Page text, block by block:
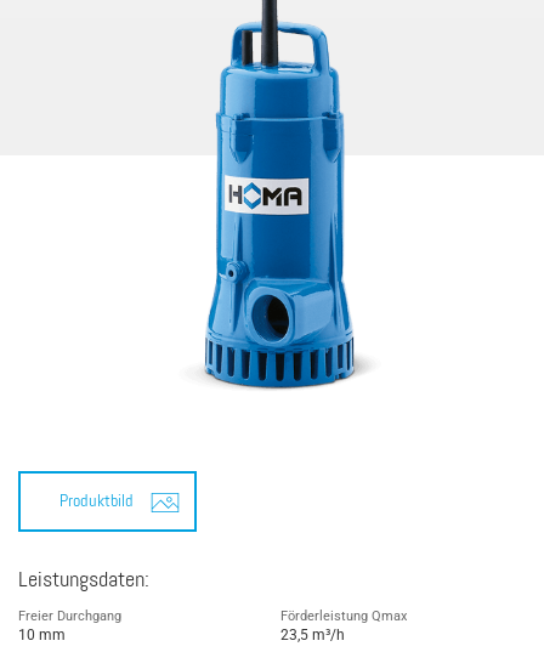
Produktbild
Leistungsdaten:
Freier Durchgang
10 mm
Förderleistung Qmax
23,5 m³/h